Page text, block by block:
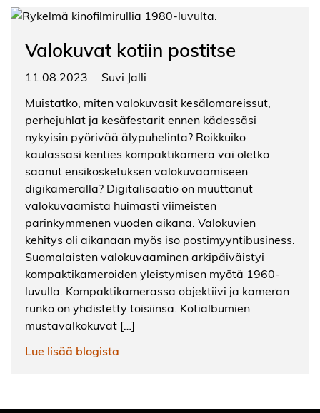
Valokuvat kotiin postitse
11.08.2023
Suvi Jalli
Muistatko, miten valokuvasit kesälomareissut,
perhejuhlat ja kesäfestarit ennen kädessäsi
nykyisin pyörivää älypuhelinta? Roikkuiko
kaulassasi kenties kompaktikamera vai oletko
saanut ensikosketuksen valokuvaamiseen
digikameralla? Digitalisaatio on muuttanut
valokuvaamista huimasti viimeisten
parinkymmenen vuoden aikana. Valokuvien
kehitys oli aikanaan myös iso postimyyntibusiness.
Suomalaisten valokuvaaminen arkipäiväistyi
kompaktikameroiden yleistymisen myötä 1960-
luvulla. Kompaktikamerassa objektiivi ja kameran
runko on yhdistetty toisiinsa. Kotialbumien
mustavalkokuvat […]
Lue lisää blogista